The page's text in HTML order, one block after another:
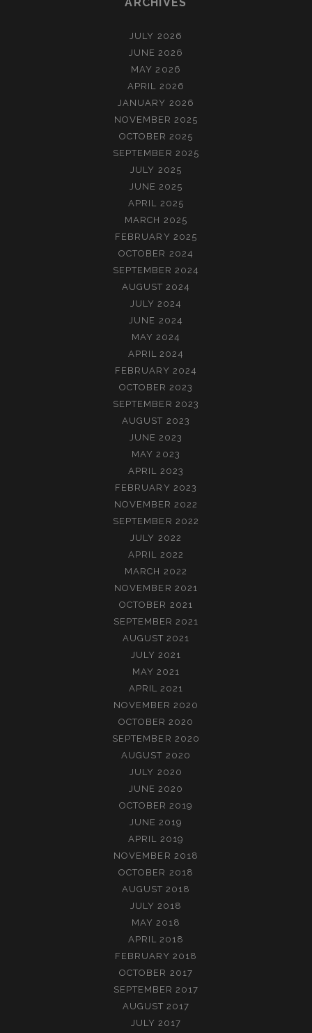
JULY 2026
JUNE 2026
MAY 2026
APRIL 2026
JANUARY 2026
NOVEMBER 2025
OCTOBER 2025
SEPTEMBER 2025
JULY 2025
JUNE 2025
APRIL 2025
MARCH 2025
FEBRUARY 2025
OCTOBER 2024
SEPTEMBER 2024
AUGUST 2024
JULY 2024
JUNE 2024
MAY 2024
APRIL 2024
FEBRUARY 2024
OCTOBER 2023
SEPTEMBER 2023
AUGUST 2023
JUNE 2023
MAY 2023
APRIL 2023
FEBRUARY 2023
NOVEMBER 2022
SEPTEMBER 2022
JULY 2022
APRIL 2022
MARCH 2022
NOVEMBER 2021
OCTOBER 2021
SEPTEMBER 2021
AUGUST 2021
JULY 2021
MAY 2021
APRIL 2021
NOVEMBER 2020
OCTOBER 2020
SEPTEMBER 2020
AUGUST 2020
JULY 2020
JUNE 2020
OCTOBER 2019
JUNE 2019
APRIL 2019
NOVEMBER 2018
OCTOBER 2018
AUGUST 2018
JULY 2018
MAY 2018
APRIL 2018
FEBRUARY 2018
OCTOBER 2017
SEPTEMBER 2017
AUGUST 2017
JULY 2017